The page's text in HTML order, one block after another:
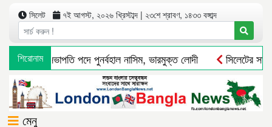
সিলেট ৭ই আগস্ট, ২০২৬ খ্রিস্টাব্দ | ২৩শে শ্রাবণ, ১৪৩৩ বঙ্গাব্দ
শিরোনাম
বিএনপির সভাপতি পদে পুনর্বহাল নাসিম, ভারমুক্ত লোদী সিলেটের
মেনু